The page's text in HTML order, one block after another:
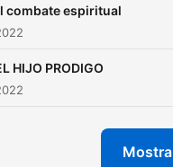
combate espiritual
HIJO PRODIGO